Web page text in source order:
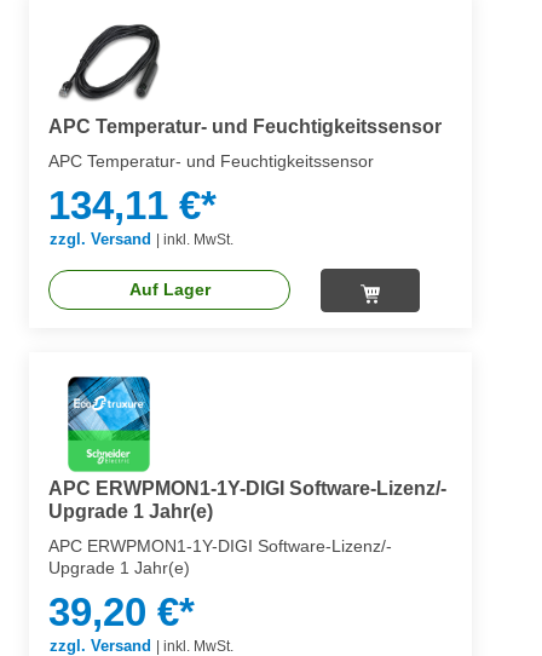
APC Temperatur- und Feuchtigkeitssensor
APC Temperatur- und Feuchtigkeitssensor
134,11 €*
zzgl. Versand inkl. MwSt.
Auf Lager
APC ERWPMON1-1Y-DIGI Software-Lizenz/-
Upgrade 1 Jahr(e)
APC ERWPMON1-1Y-DIGI Software-Lizenz/-
Upgrade 1 Jahr(e)
39,20 €*
zzgl. Versand | inkl. MwSt.